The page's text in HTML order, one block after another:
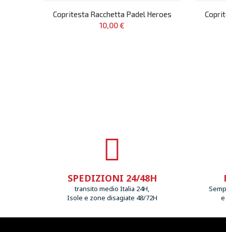
Copritesta Racchetta Padel Heroes
10,00 €
SPEDIZIONI 24/48H
transito medio Italia 24H,
Isole e zone disagiate 48/72H